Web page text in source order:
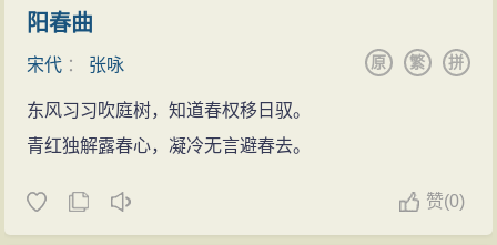
阳春曲
宋代 ： 张咏 拼
繁
原
东风习习吹庭树，知道春权移日驭。
青红独解露春心，凝冷无言避春去。
赞(0)